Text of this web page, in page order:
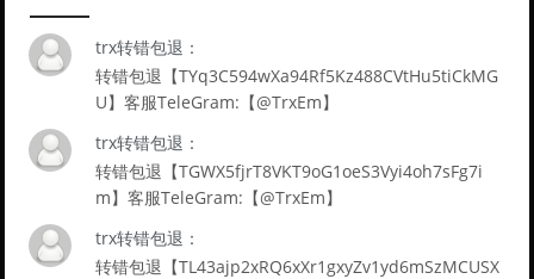
trx转错包退：
转错包退【TYq3C594wXa94Rf5Kz488CVtHu5tiCkMG
U】客服TeleGram:【@TrxEm】
trx转错包退：
转错包退【TGWX5fjrT8VKT9oG1oeS3Vyi4oh7sFg7i
m】客服TeleGram:【@TrxEm】
trx转错包退：
转错包退【TL43ajp2xRQ6xXr1gxyZv1yd6mSzMCUSX